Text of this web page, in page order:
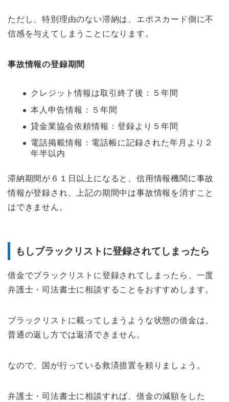
ただし、特別理由のない滞納は、エポスカード側に不
信感を与えてしまうことになります。
事故情報の登録期間
クレジット情報は取引終了後：５年間
本人申告情報：５年間
貸金業協会依頼情報：登録より５年間
電話掲載情報：電話帳に記録された年月より２
年半以内
滞納期間が６１日以上になると、信用情報機関に事故
情報が登録され、上記の期間中は事故情報を消すこと
はできません。
もしブラックリストに登録されてしまったら
借金でブラックリストに登録されてしまったら、一度
弁護士・司法書士に相談することをおすすめします。
ブラックリストに載ってしまうような状態の借金は、
普通の返し方では返済できません。
なので、国が行っている救済措置を頼りましょう。
弁護士・司法書士に相談すれば、借金の減額をした